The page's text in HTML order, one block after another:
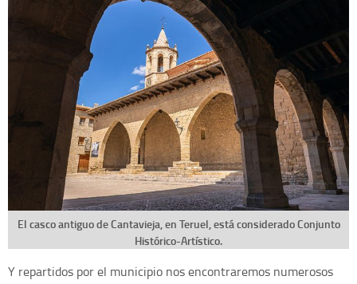
El casco antiguo de Cantavieja, en Teruel, está considerado Conjunto
Histórico-Artístico.
Y repartidos por el municipio nos encontraremos numerosos